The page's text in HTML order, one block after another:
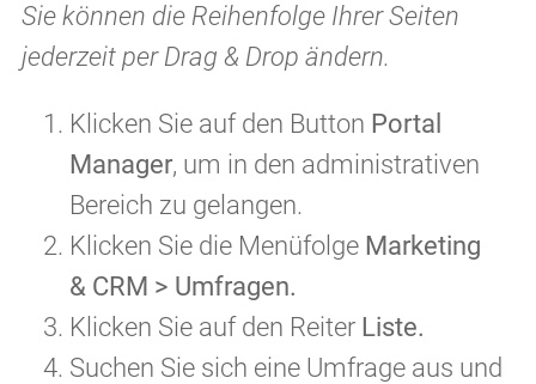
Sie können die Reihenfolge Ihrer Seiten
jederzeit per Drag & Drop ändern.
Klicken Sie auf den Button Portal
Manager, um in den administrativen
Bereich zu gelangen.
Klicken Sie die Menüfolge Marketing
& CRM > Umfragen.
Klicken Sie auf den Reiter Liste.
Suchen Sie sich eine Umfrage aus und